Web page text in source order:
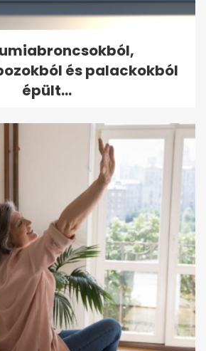
és palackokból
épült...